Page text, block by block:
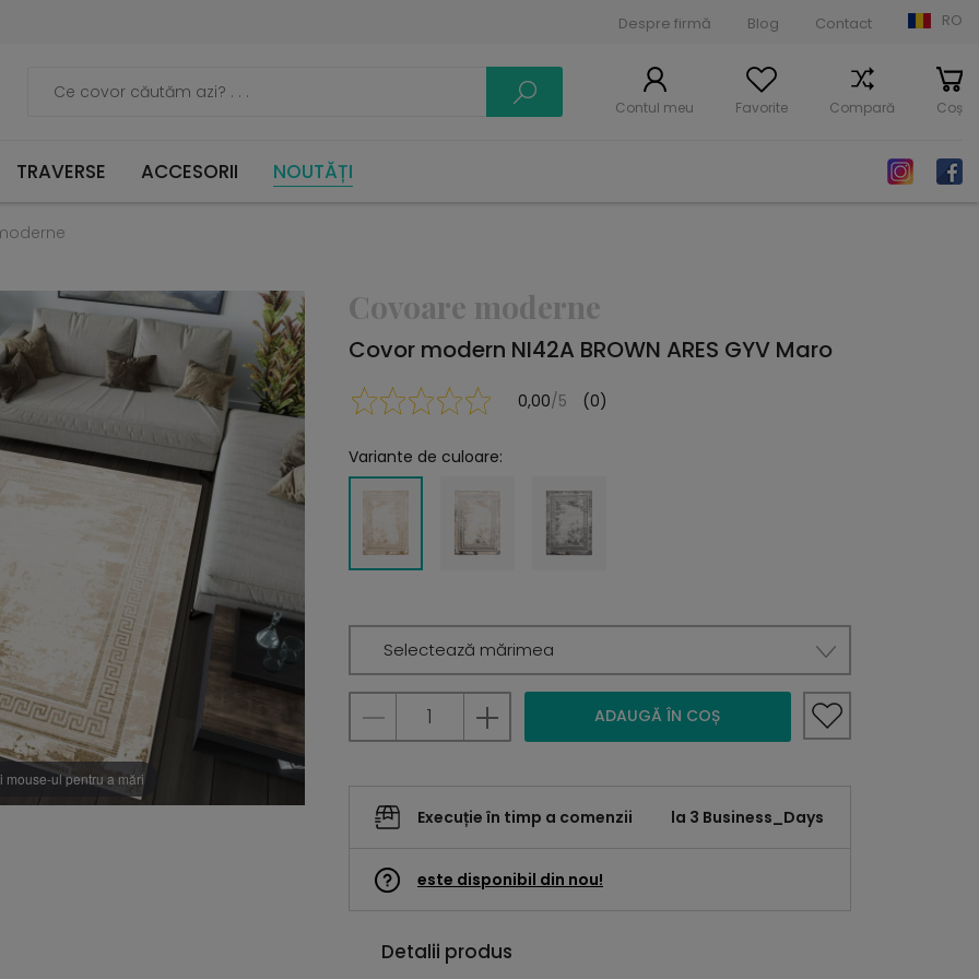
Despre firmă Blog Contact RO
Contul meu Favorite Compară Coș
TRAVERSE ACCESORII NOUTĂȚI
mouse-ul pentru a mări
Covoare moderne
Covor modern NI42A BROWN ARES GYV Maro
0,00/5 (0)
Variante de culoare:
Selectează mărimea
ADAUGĂ ÎN COȘ
Execuție în timp a comenzii la 3 Business_Days
este disponibil din nou!
Detalii produs